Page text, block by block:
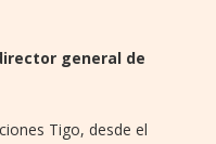
general de
Tigo, desde el